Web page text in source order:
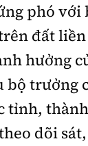
phó với
đất
hưởng
bộ trưởng
tỉnh,
dõi